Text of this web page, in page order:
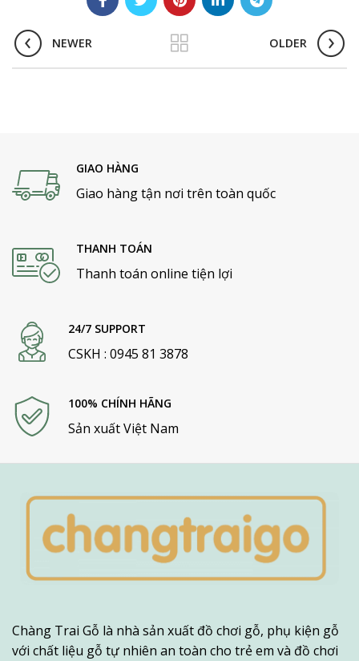
NEWER OLDER
GIAO HÀNG
Giao hàng tận nơi trên toàn quốc
THANH TOÁN
Thanh toán online tiện lợi
24/7 SUPPORT
CSKH : 0945 81 3878
100% CHÍNH HÃNG
Sản xuất Việt Nam
Chàng Trai Gỗ là nhà sản xuất đồ chơi gỗ, phụ kiện gỗ
với chất liệu gỗ tự nhiên an toàn cho trẻ em và đồ chơi